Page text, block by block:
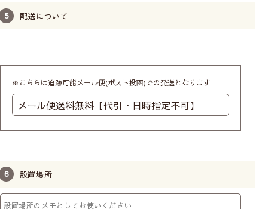
配送について
※こちらは追跡可能メール便(ポスト投函)での発送となります
設置場所